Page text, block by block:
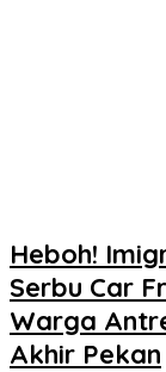
Heboh!
Serbu Car
Warga
Akhir Pekan